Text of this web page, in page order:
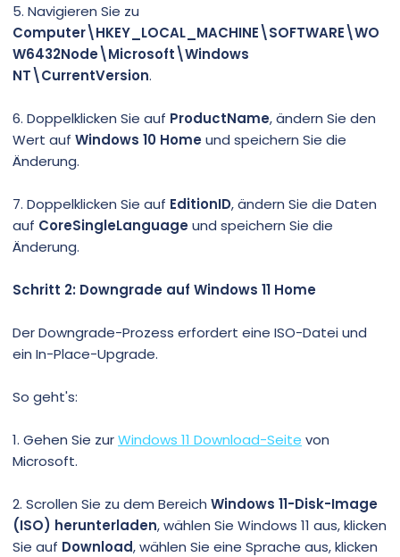
5. Navigieren Sie zu
Computer\HKEY_LOCAL_MACHINE\SOFTWARE\WO
W6432Node\Microsoft\Windows
NT\CurrentVersion.
6. Doppelklicken Sie auf ProductName, ändern Sie den
Wert auf Windows 10 Homeund speichern Sie die
Änderung.
7. Doppelklicken Sie auf EditionID, ändern Sie die Daten
auf CoreSingleLanguageund speichern Sie die
Änderung.
Schritt 2: Downgrade auf Windows 11 Home
Der Downgrade-Prozess erfordert eine ISO-Datei und
ein In-Place-Upgrade.
So geht's:
1. Gehen Sie zurWindows 11 Download-Seite von
Microsoft.
2. Scrollen Sie zu dem Bereich Windows 11-Disk-Image
(ISO) herunterladen, wählen Sie Windows 11 aus, klicken
Sie auf Download, wählen Sie eine Sprache aus, klicken